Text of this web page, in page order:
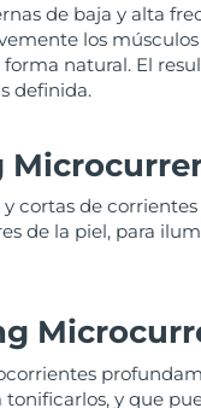
de baja y alta
los
natural. El
definida.
cortas de corrientes
de la piel, para
tonificarlos, y que